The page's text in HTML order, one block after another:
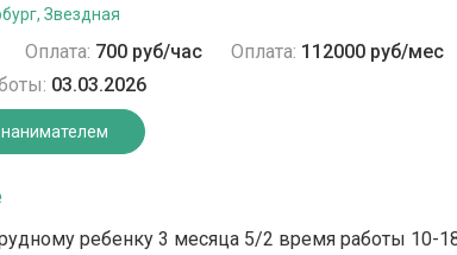
Звездная
Оплата: 700 руб/час Оплата: 112000 руб/мес
03.03.2026
ребенку 3 месяца 5/2 время работы 10-